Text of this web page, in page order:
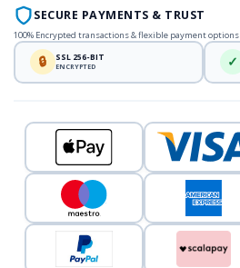
SECURE PAYMENTS & TRUST
100% Encrypted transactions & flexible payment options
🔒 SSL 256-BIT
ENCRYPTED ✓